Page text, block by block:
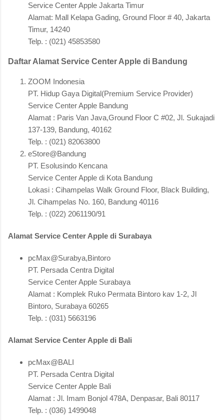
Service Center Apple Jakarta Timur
Alamat: Mall Kelapa Gading, Ground Floor # 40, Jakarta
Timur, 14240
Telp. : (021) 45853580
Daftar Alamat Service Center Apple di Bandung
ZOOM Indonesia
PT. Hidup Gaya Digital(Premium Service Provider)
Service Center Apple Bandung
Alamat : Paris Van Java,Ground Floor C #02, Jl. Sukajadi
137-139, Bandung, 40162
Telp. : (021) 82063800
eStore@Bandung
PT. Esolusindo Kencana
Service Center Apple di Kota Bandung
Lokasi : Cihampelas Walk Ground Floor, Black Building,
Jl. Cihampelas No. 160, Bandung 40116
Telp. : (022) 2061190/91
Alamat Service Center Apple di Surabaya
pcMax@Surabya,Bintoro
PT. Persada Centra Digital
Service Center Apple Surabaya
Alamat : Komplek Ruko Permata Bintoro kav 1-2, Jl
Bintoro, Surabaya 60265
Telp. : (031) 5663196
Alamat Service Center Apple di Bali
pcMax@BALI
PT. Persada Centra Digital
Service Center Apple Bali
Alamat : Jl. Imam Bonjol 478A, Denpasar, Bali 80117
Telp. : (036) 1499048